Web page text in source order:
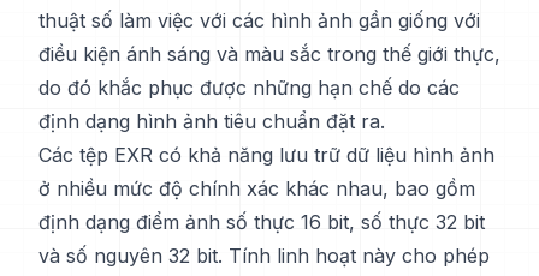
thuật số làm việc với các hình ảnh gần giống với
điều kiện ánh sáng và màu sắc trong thế giới thực,
do đó khắc phục được những hạn chế do các
định dạng hình ảnh tiêu chuẩn đặt ra.
Các tệp EXR có khả năng lưu trữ dữ liệu hình ảnh
ở nhiều mức độ chính xác khác nhau, bao gồm
định dạng điểm ảnh số thực 16 bit, số thực 32 bit
và số nguyên 32 bit. Tính linh hoạt này cho phép